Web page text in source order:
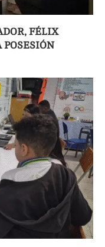
FÉLIX
POSESIÓN